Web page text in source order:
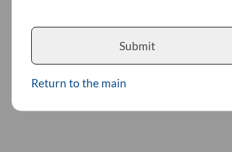
Submit
Return to the main